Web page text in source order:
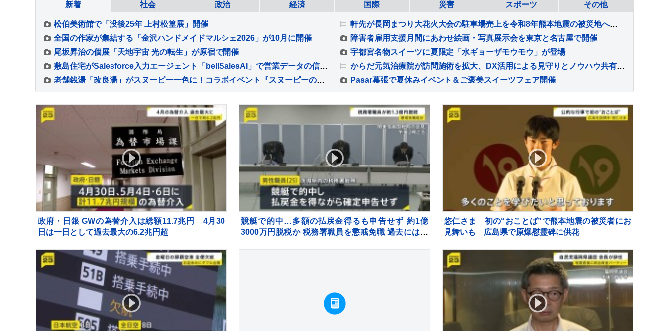
新着 社会 政治 経済 国際 災害 スポーツ その他
松伯美術館で「没後25年 上村松篁展」開催
軒先が長岡まつり大花火大会の駐車場売上を令和8年熊本地震の被災地へ寄付
全国の作家が集結する「金沢ハンドメイドマルシェ2026」が10月に開催
障害者雇用支援月間にあわせ絵画・写真展示会を東京と名古屋で開催
尾坂昇治の個展「天地宇宙 光の転生」が原宿で開催
宇都宮名物スイーツに夏限定「水ギョーザモウモウ」が登場
敷島住宅がSalesforce入力エージェント「bellSalesAI」で営業データの信頼性を向上
からだ元気治療院が訪問施術を拡大、DX活用による見守りとノウハウ共有を強化
老舗銭湯「改良湯」がスヌーピー一色に！コラボイベント『スヌーピーの湯』開催
Pasar幕張で夏休みイベント＆ご褒美スイーツフェア開催
政府・日銀 GWの為替介入は総額11.7兆円 4月30
日は一日として過去最大の6.2兆円超
競艇で的中…多額の払戻金得るも申告せず 約1億
3000万円脱税か 税務署職員を懲戒免職 過去には納
悠仁さま 初の“おことば”で熊本地震の被災者にお
見舞いも 広島県で原爆慰霊碑に供花